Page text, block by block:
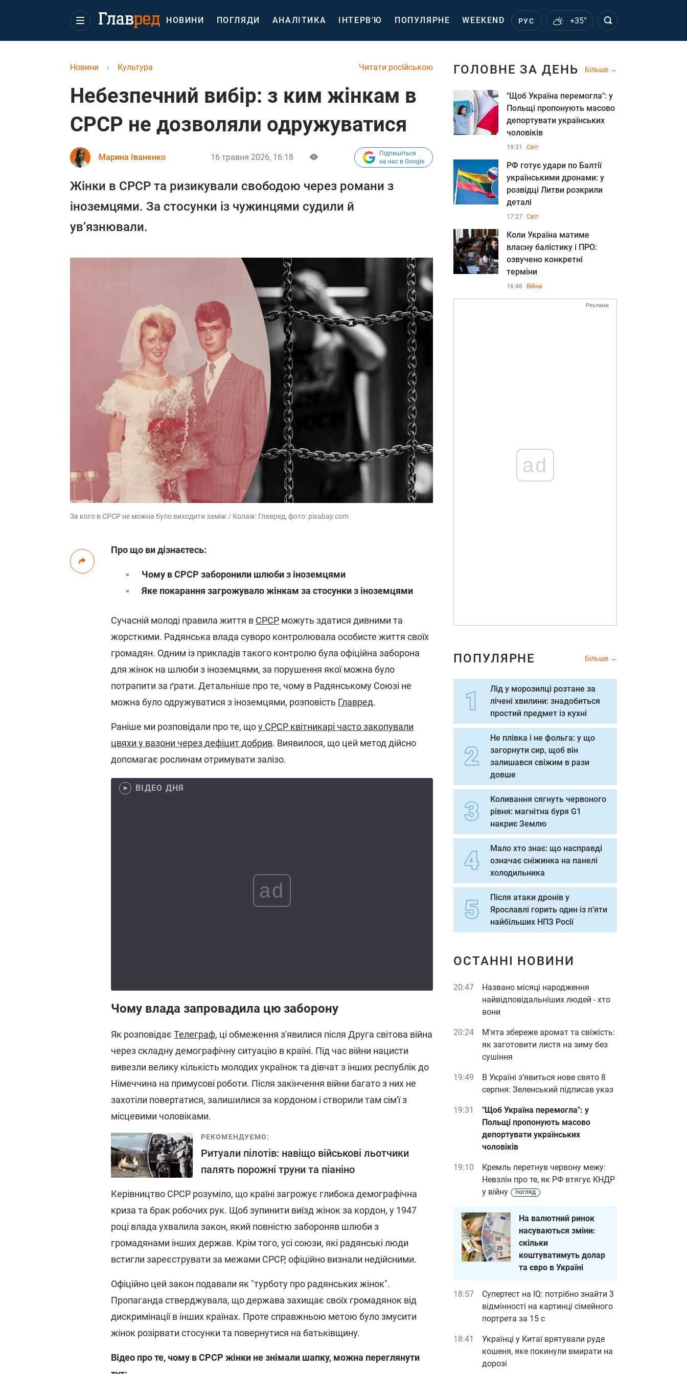
НОВИНИ ПОГЛЯДИ АНАЛІТИКА ІНТЕРВ’Ю ПОПУЛЯРНЕ WEEKEND РУС +35°
Читати російською
Новини › Культура
Небезпечний вибір: з ким жінкам в
СРСР не дозволяли одружуватися
Марина Іваненко 16 травня 2026, 16:18
Підпишіться
на нас в Google
Жінки в СРСР та ризикували свободою через романи з
іноземцями. За стосунки із чужинцями судили й
ув’язнювали.
За кого в СРСР не можна було виходити заміж / Колаж: Главред, фото: pixabay.com
Про що ви дізнаєтесь:
Чому в СРСР заборонили шлюби з іноземцями
Яке покарання загрожувало жінкам за стосунки з іноземцями
Сучасній молоді правила життя в СРСР можуть здатися дивними та
жорсткими. Радянська влада суворо контролювала особисте життя своїх
громадян. Одним із прикладів такого контролю була офіційна заборона
для жінок на шлюби з іноземцями, за порушення якої можна було
потрапити за ґрати. Детальніше про те, чому в Радянському Союзі не
можна було одружуватися з іноземцями, розповість Главред.
Раніше ми розповідали про те, щоу СРСР квітникарі часто закопували
цвяхи у вазони через дефіцит добрив. Виявилося, що цей метод дійсно
допомагає рослинам отримувати залізо.
ВІДЕО ДНЯ
ad
Чому влада запровадила цю заборону
Як розповідає Телеграф, ці обмеження з'явилися після Друга світова війна
через складну демографічну ситуацію в країні. Під час війни нацисти
вивезли велику кількість молодих українок та дівчат з інших республік до
Німеччина на примусові роботи. Після закінчення війни багато з них не
захотіли повертатися, залишилися за кордоном і створили там сім'ї з
місцевими чоловіками.
РЕКОМЕНДУЄМО:
Ритуали пілотів: навіщо військові льотчики
палять порожні труни та піаніно
Керівництво СРСР розуміло, що країні загрожує глибока демографічна
криза та брак робочих рук. Щоб зупинити виїзд жінок за кордон, у 1947
році влада ухвалила закон, який повністю забороняв шлюби з
громадянами інших держав. Крім того, усі союзи, які радянські люди
встигли зареєструвати за межами СРСР, офіційно визнали недійсними.
Офіційно цей закон подавали як "турботу про радянських жінок".
Пропаганда стверджувала, що держава захищає своїх громадянок від
дискримінації в інших країнах. Проте справжньою метою було змусити
жінок розірвати стосунки та повернутися на батьківщину.
Відео про те, чому в СРСР жінки не знімали шапку, можна переглянути
ГОЛОВНЕ ЗА ДЕНЬ Більше
"Щоб Україна перемогла": у
Польщі пропонують масово
депортувати українських
чоловіків
19:31 Світ
РФ готує удари по Балтії
українськими дронами: у
розвідці Литви розкрили
деталі
17:27 Світ
Коли Україна матиме
власну балістику і ПРО:
озвучено конкретні
терміни
16:46 Війна
Реклама
ad
ПОПУЛЯРНЕ Більше
Лід у морозилці розтане за
лічені хвилини: знадобиться
простий предмет із кухні
Не плівка і не фольга: у що
загорнути сир, щоб він
залишався свіжим в рази
довше
Коливання сягнуть червоного
рівня: магнітна буря G1
накриє Землю
Мало хто знає: що насправді
означає сніжинка на панелі
холодильника
Після атаки дронів у
Ярославлі горить один із п’яти
найбільших НПЗ Росії
ОСТАННІ НОВИНИ
20:47
Названо місяці народження
найвідповідальніших людей - хто
вони
20:24
М'ята збереже аромат та свіжість:
як заготовити листя на зиму без
сушіння
19:49
В Україні з’явиться нове свято 8
серпня: Зеленський підписав указ
19:31
"Щоб Україна перемогла": у
Польщі пропонують масово
депортувати українських
чоловіків
19:10
Кремль перетнув червону межу:
Невзлін про те, як РФ втягує КНДР
у війну
погляд
На валютний ринок
насуваються зміни:
скільки
коштуватимуть долар
та євро в Україні
18:57
Супертест на IQ: потрібно знайти 3
відмінності на картинці сімейного
портрета за 15 с
18:41
Українці у Китаї врятували руде
кошеня, яке покинули вмирати на
дорозі